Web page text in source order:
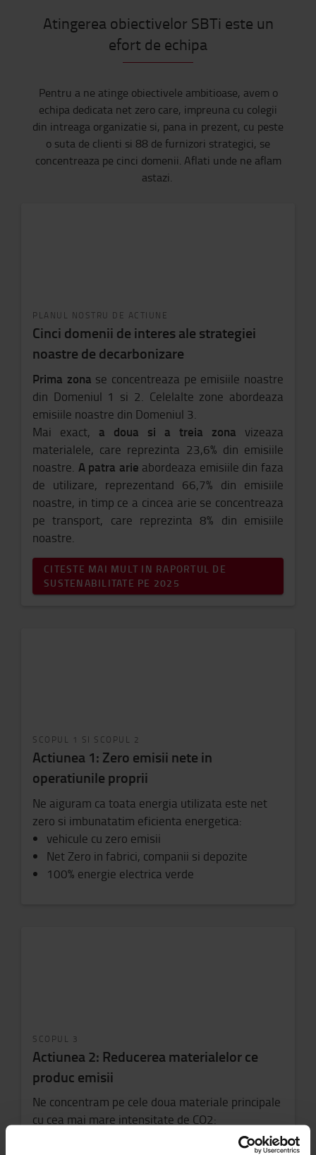
Atingerea obiectivelor SBTi este un
efort de echipa
Pentru a ne atinge obiectivele ambitioase, avem o
echipa dedicata net zero care, impreuna cu colegii
din intreaga organizatie si, pana in prezent, cu peste
o suta de clienti si 88 de furnizori strategici, se
concentreaza pe cinci domenii. Aflati unde ne aflam
astazi.
PLANUL NOSTRU DE ACTIUNE
Cinci domenii de interes ale strategiei
noastre de decarbonizare
Prima zona se concentreaza pe emisiile noastre
din Domeniul 1 si 2. Celelalte zone abordeaza
emisiile noastre din Domeniul 3.
Mai exact, a doua si a treia zona vizeaza
materialele, care reprezinta 23,6% din emisiile
noastre. A patra arie abordeaza emisiile din faza
de utilizare, reprezentand 66,7% din emisiile
noastre, in timp ce a cincea arie se concentreaza
pe transport, care reprezinta 8% din emisiile
noastre.
CITESTE MAI MULT IN RAPORTUL DE
SUSTENABILITATE PE 2025
SCOPUL 1 SI SCOPUL 2
Actiunea 1: Zero emisii nete in
operatiunile proprii
Ne aiguram ca toata energia utilizata este net
zero si imbunatatim eficienta energetica:
vehicule cu zero emisii
Net Zero in fabrici, companii si depozite
100% energie electrica verde
SCOPUL 3
Actiunea 2: Reducerea materialelor ce
produc emisii
Ne concentram pe cele doua materiale principale
cu cea mai mare intensitate de CO2: